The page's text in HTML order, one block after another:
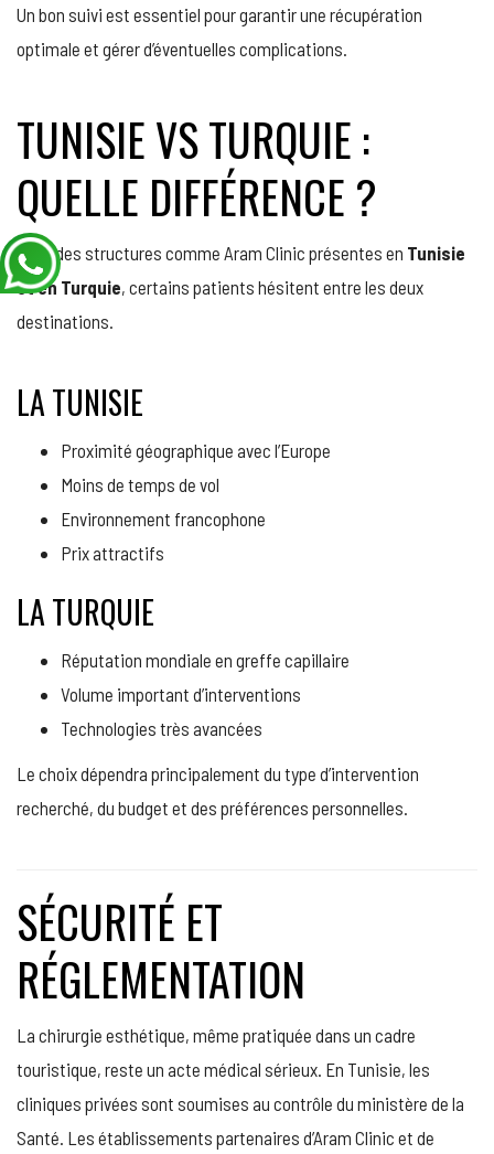
Un bon suivi est essentiel pour garantir une récupération
optimale et gérer d’éventuelles complications.
TUNISIE VS TURQUIE :
QUELLE DIFFÉRENCE ?
Avec des structures comme Aram Clinic présentes en Tunisie
et en Turquie, certains patients hésitent entre les deux
destinations.
LA TUNISIE
Proximité géographique avec l’Europe
Moins de temps de vol
Environnement francophone
Prix attractifs
LA TURQUIE
Réputation mondiale en greffe capillaire
Volume important d’interventions
Technologies très avancées
Le choix dépendra principalement du type d’intervention
recherché, du budget et des préférences personnelles.
SÉCURITÉ ET
RÉGLEMENTATION
La chirurgie esthétique, même pratiquée dans un cadre
touristique, reste un acte médical sérieux. En Tunisie, les
cliniques privées sont soumises au contrôle du ministère de la
Santé. Les établissements partenaires d’Aram Clinic et de